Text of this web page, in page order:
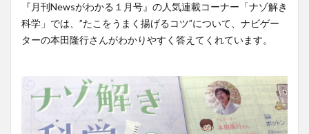
『月刊Newsがわかる１月号』の人気連載コーナー「ナゾ解き
科学」では、”たこをうまく揚げるコツ”について、ナビゲー
ターの本田隆行さんがわかりやすく答えてくれています。